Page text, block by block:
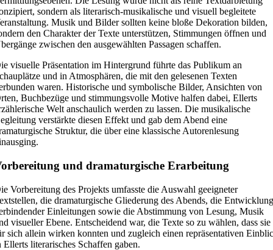
sondern als literarisch-musikalische und visuell begleitete
Musik und Bilder sollten keine bloße Dekoration bilden,
den Charakter der Texte unterstützen, Stimmungen öffnen und
zwischen den ausgewählten Passagen schaffen.
visuelle Präsentation im Hintergrund führte das Publikum an
und in Atmosphären, die mit den gelesenen Texten
waren. Historische und symbolische Bilder, Ansichten von
Buchbezüge und stimmungsvolle Motive halfen dabei, Ellerts
Welt anschaulich werden zu lassen. Die musikalische
verstärkte diesen Effekt und gab dem Abend eine
Struktur, die über eine klassische Autorenlesung
und dramaturgische Erarbeitung
Vorbereitung des Projekts umfasste die Auswahl geeigneter
die dramaturgische Gliederung des Abends, die
Einleitungen sowie die Abstimmung von Lesung, Musik
visueller Ebene. Entscheidend war, die Texte so zu wählen, dass sie
sich allein wirken konnten und zugleich einen repräsentativen
Ellerts literarisches Schaffen gaben.